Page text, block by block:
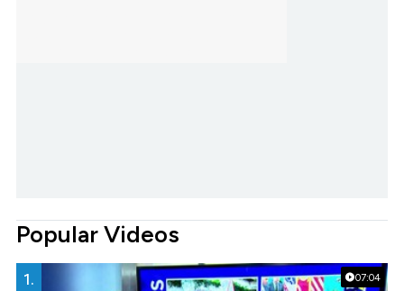
Popular Videos
07:04
1.